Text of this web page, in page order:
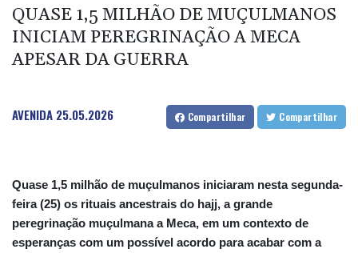
BZD 2.00519
CDF 2262.50392
CNY 6.747604
CNH 6.743285
CRC 453.228387
CUC 1
CUP 26.5
QUASE 1,5 MILHÃO DE MUÇULMANOS
INICIAM PEREGRINAÇÃO A MECA
APESAR DA GUERRA
AVENIDA 25.05.2026 Compartilhar Compartilhar
Quase 1,5 milhão de muçulmanos iniciaram nesta segunda-
feira (25) os rituais ancestrais do hajj, a grande
peregrinação muçulmana a Meca, em um contexto de
esperanças com um possível acordo para acabar com a